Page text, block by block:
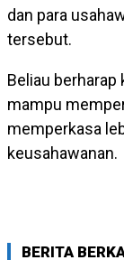
dan para
tersebut.
Beliau
mampu
memperkasa
keusahawanan.
BERITA